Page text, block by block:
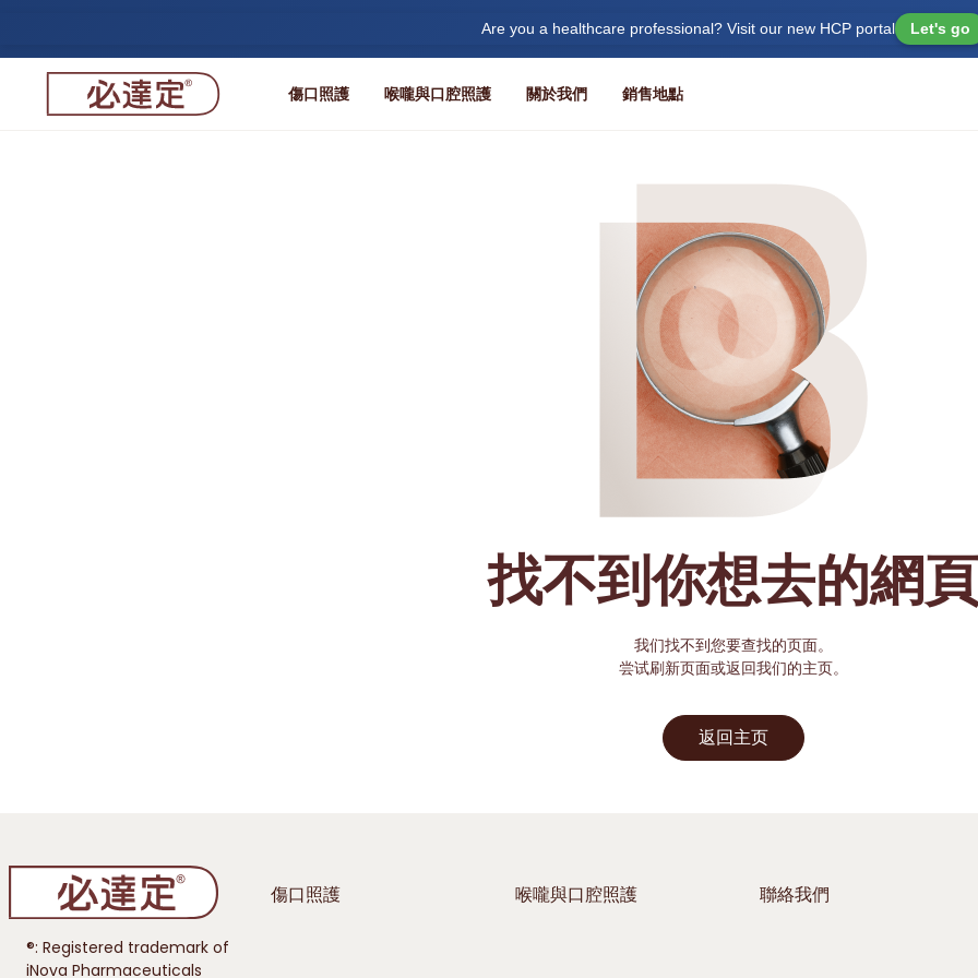
Are you a healthcare professional? Visit our new HCP portal Let's go
傷口照護 喉嚨與口腔照護 關於我們 銷售地點
找不到你想去的網頁
我们找不到您要查找的页面。
尝试刷新页面或返回我们的主页。
返回主页
®: Registered trademark of
iNova Pharmaceuticals
傷口照護 喉嚨與口腔照護 聯絡我們